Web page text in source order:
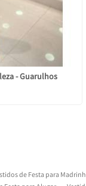
- Guarulhos
de Festa para